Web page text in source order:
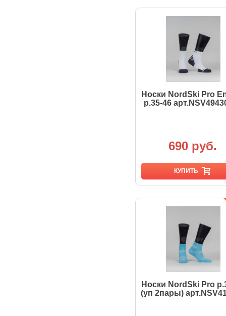
Носки NordSki Pro
р.35-46
690 руб.
КУПИТЬ
Носки NordSki Pro
(уп 2пары)